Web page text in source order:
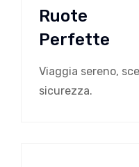
Ruote
Perfette
Viaggia sereno,
sicurezza.